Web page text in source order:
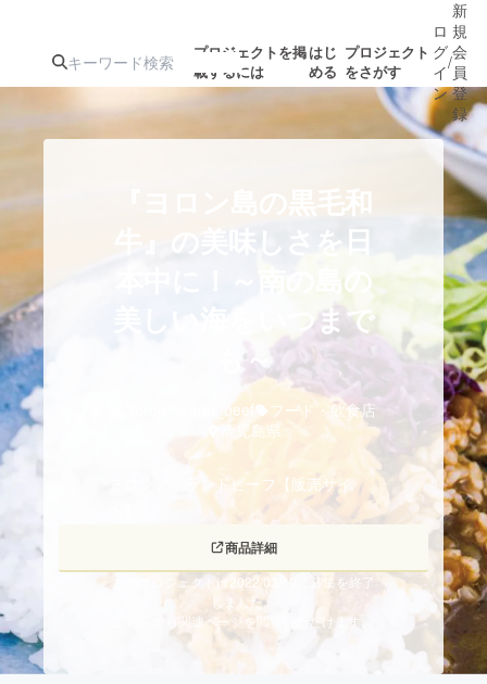
プロジェクトを掲
載するには
はじ
める
プロジェクト
をさがす
ジェクト
募集終了が近いプ
ロジェクト
もうすぐ公開
ゲーム・
書籍・雑誌
ビジネス・起業 チャレンジ
CAMPFIRE for Social Good CAMPFIRE Creation
CAMPFIREふるさと納税 machi-yaコミュニティ
ロ
グ
イ
ン
/
新
規
会
員
登
録
『ヨロン島の黒毛和
牛』の美味しさを日
本中に！～南の島の
美しい海をいつまで
も～
Yoron_island_beef
フード・飲食店
鹿児島県
ヨロンアイランドビーフ【販売サイ
商品詳細
このプロジェクトは2022/03/10に募集を終了
しました。
こちらから関連ページを閲覧いただけます。